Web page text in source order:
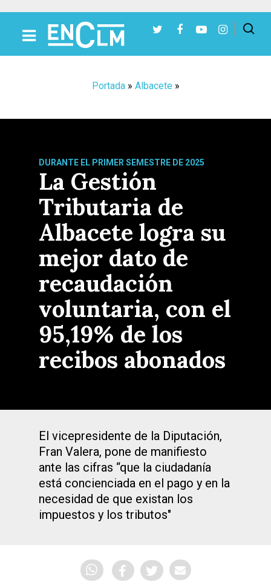
Portada» Albacete »
DURANTE EL PRIMER SEMESTRE DE 2025
La Gestión
Tributaria de
Albacete logra su
mejor dato de
recaudación
voluntaria, con el
95,19% de los
recibos abonados
El vicepresidente de la Diputación,
Fran Valera, pone de manifiesto
ante las cifras “que la ciudadanía
está concienciada en el pago y en la
necesidad de que existan los
impuestos y los tributos"